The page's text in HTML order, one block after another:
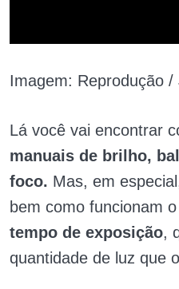
Imagem: Reprodução /
Lá você vai encontrar
manuais de brilho,
foco. Mas, em
bem como funcionam o
tempo de exposição,
quantidade de luz que